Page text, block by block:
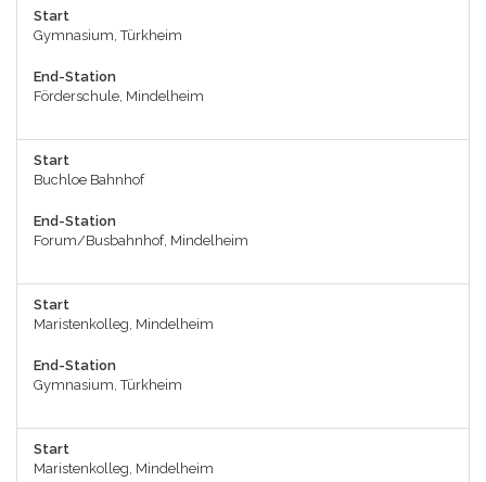
Start
Gymnasium, Türkheim
End-Station
Förderschule, Mindelheim
Start
Buchloe Bahnhof
End-Station
Forum/Busbahnhof, Mindelheim
Start
Maristenkolleg, Mindelheim
End-Station
Gymnasium, Türkheim
Start
Maristenkolleg, Mindelheim